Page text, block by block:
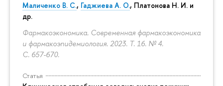
Маличенко В. С., Гаджиева А. О., Платонова Н. И. и
др.
Фармакоэкономика. Современная фармакоэкономика
и фармакоэпидемиология. 2023. Т. 16. № 4.
С. 657-670.
Статья